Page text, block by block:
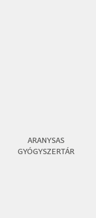
ARANYSAS
GYÓGYSZERTÁR